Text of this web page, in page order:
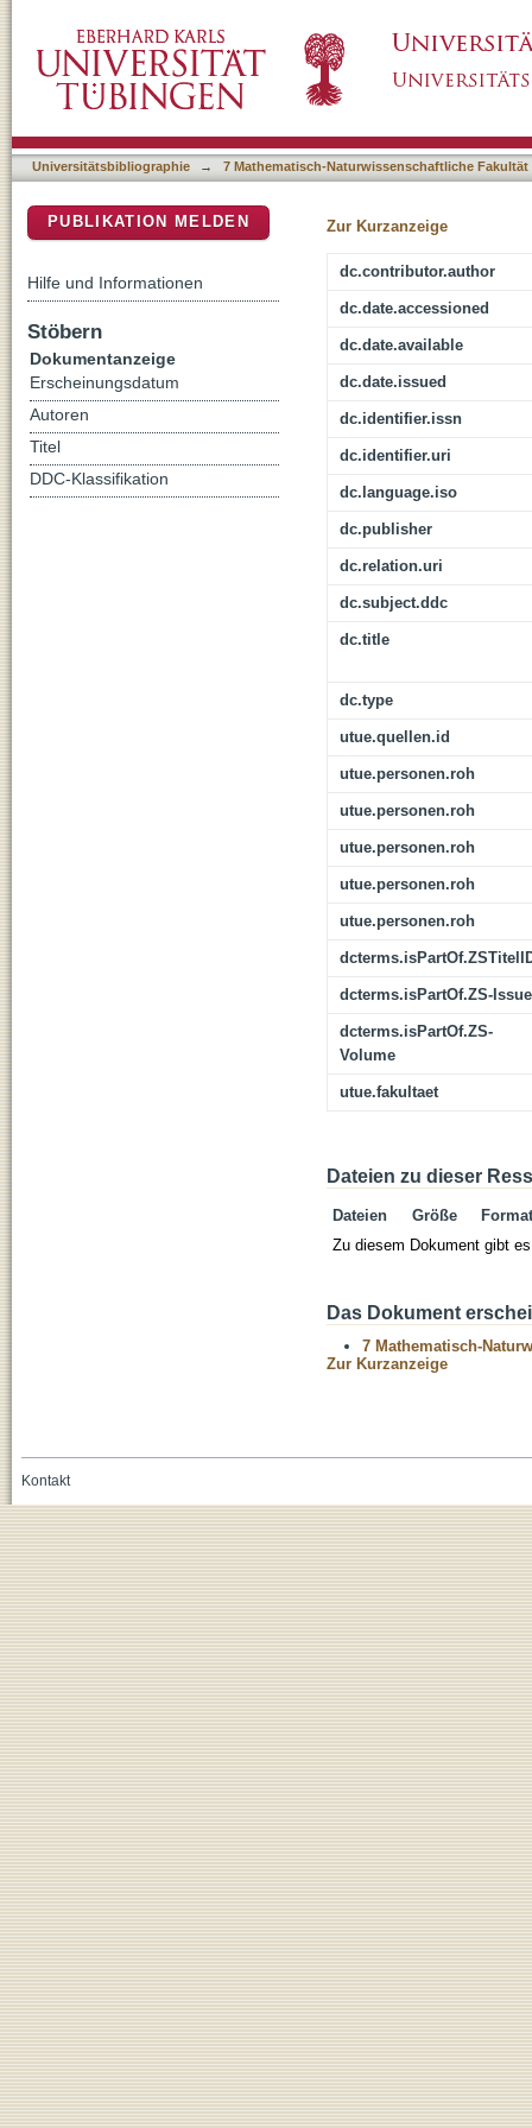
Maternal Family and Population of Origin
Universitätsbibliographie → 7 Mathematisch-Naturwissenschaftliche Fakultät
Zur Kurzanzeige
dc.contributor.author
dc.date.accessioned
dc.date.available
dc.date.issued
dc.identifier.issn
dc.identifier.uri
dc.language.iso
dc.publisher
dc.relation.uri
dc.subject.ddc
dc.title
dc.type
utue.quellen.id
utue.personen.roh
utue.personen.roh
utue.personen.roh
utue.personen.roh
utue.personen.roh
dcterms.isPartOf.ZS-Issue
dcterms.isPartOf.ZS-
Volume
utue.fakultaet
Dateien zu dieser
Dateien Größe
Format
Zu diesem Dokument gibt
Das Dokument
7 Mathematisch-
Zur Kurzanzeige
PUBLIKATION MELDEN
Hilfe und Informationen
Stöbern
Dokumentanzeige
Erscheinungsdatum
Autoren
Titel
DDC-Klassifikation
Kontakt